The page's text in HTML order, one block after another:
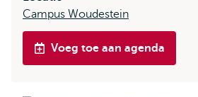
Campus Woudestein
Voeg toe aan agenda